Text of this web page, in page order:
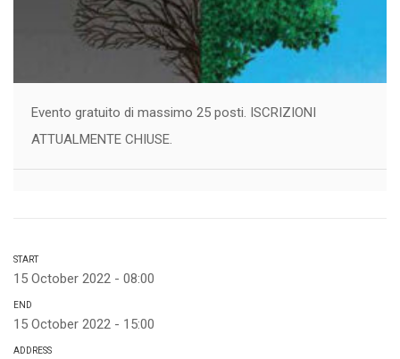
Evento gratuito di massimo 25 posti. ISCRIZIONI
ATTUALMENTE CHIUSE.
START
15 October 2022 - 08:00
END
15 October 2022 - 15:00
ADDRESS